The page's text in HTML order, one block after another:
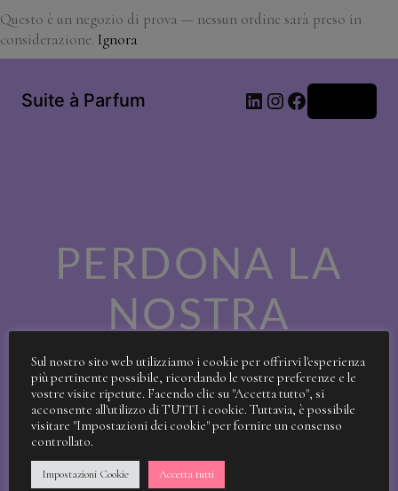
Questo è un negozio di prova — nessun ordine sarà preso in
considerazione. Ignora
Suite à Parfum LinkedIn
Instagram
Facebook
PERDONA LA
NOSTRA
SPORCIZIA!
STIAMO
LAVORANDO A
Sul nostro sito web utilizziamo i cookie per offrirvi l'esperienza
più pertinente possibile, ricordando le vostre preferenze e le
vostre visite ripetute. Facendo clic su "Accetta tutto", si
acconsente all'utilizzo di TUTTI i cookie. Tuttavia, è possibile
visitare "Impostazioni dei cookie" per fornire un consenso
controllato.
Impostazioni Cookie Accetta tutti